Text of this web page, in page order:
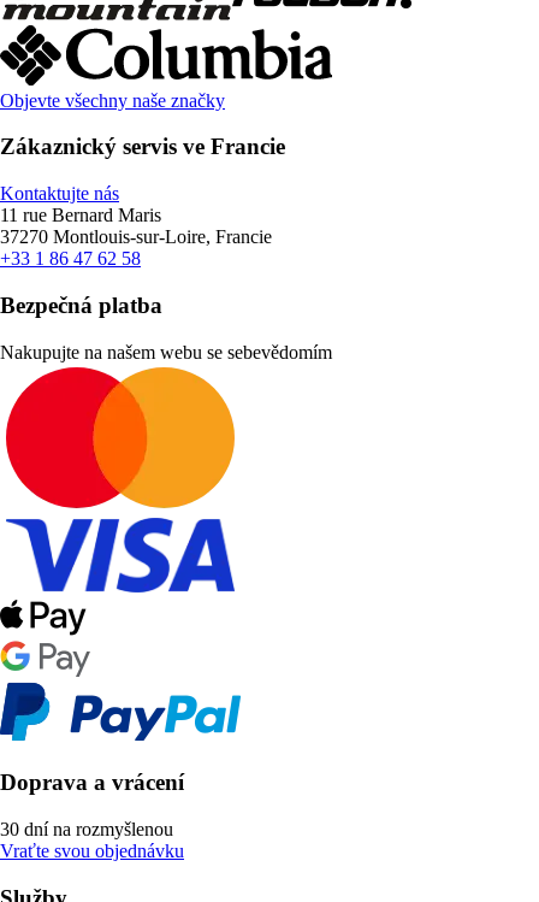
Objevte všechny naše značky
Zákaznický servis ve Francie
Kontaktujte nás
11 rue Bernard Maris
37270 Montlouis-sur-Loire, Francie
+33 1 86 47 62 58
Bezpečná platba
Nakupujte na našem webu se sebevědomím
Doprava a vrácení
30 dní na rozmyšlenou
Vraťte svou objednávku